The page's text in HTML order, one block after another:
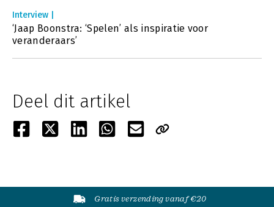
Interview |
‘Jaap Boonstra: ‘Spelen’ als inspiratie voor
veranderaars’
Deel dit artikel
Gratis verzending vanaf €20